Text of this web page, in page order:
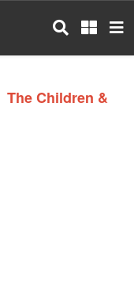
The Children &